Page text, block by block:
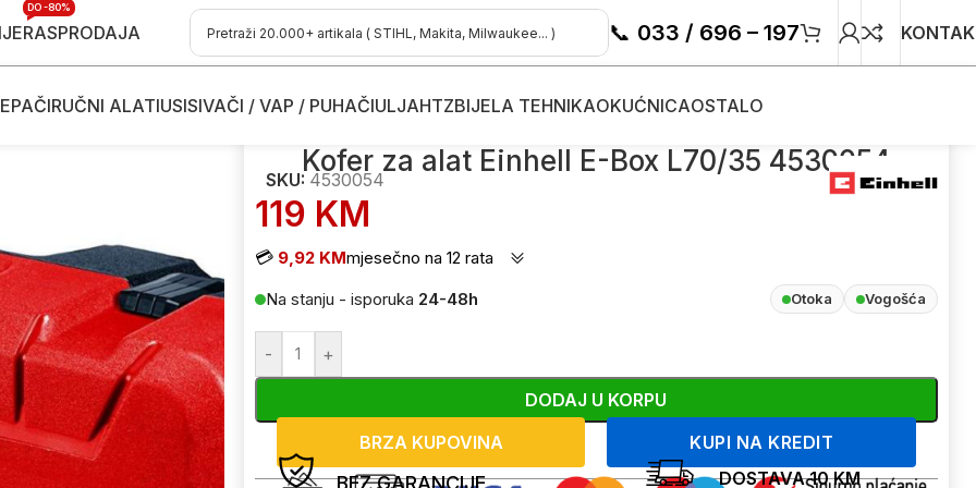
RASPRODAJA
DO -80%
📞 033 / 696 – 197
RUČNI ALATIUSISIVAČI / VAP / PUHAČIULJAHTZBIJELA TEHNIKAOKUĆNICAOSTALO
za alat Einhell E-Box L70/35 4530054
Kofer za alat Einhell E-Box L70/35 4530054
SKU: 4530054
119 KM
💳 9,92 KMmjesečno na 12 rata
Na stanju - isporuka 24-48h Otoka Vogošća
- +
DODAJ U KORPU
BRZA KUPOVINA
KUPI NA KREDIT
BEZ GARANCIJE DOSTAVA 10 KM